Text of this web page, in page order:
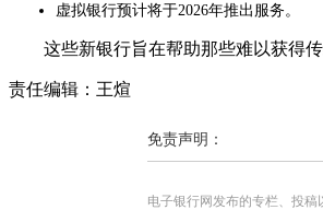
虚拟银行预计将于2026年推出服务。
这些新银行旨在帮助那些难以获得
责任编辑：王煊
免责声明：
电子银行网发布的专栏、投稿